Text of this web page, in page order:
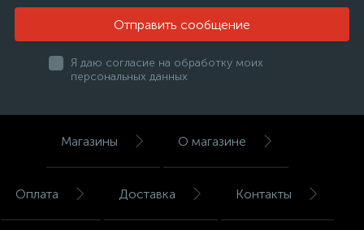
Отправить сообщение
Я даю согласие на обработку моих
персональных данных
Магазины О магазине
Оплата Доставка Контакты